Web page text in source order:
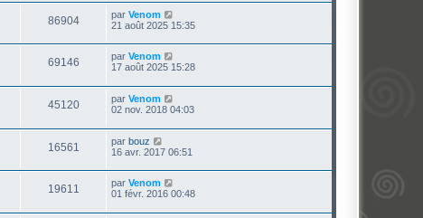
86904 par Venom
21 août 2025 15:35
69146 par Venom
17 août 2025 15:28
45120 par Venom
02 nov. 2018 04:03
16561 par bouz
16 avr. 2017 06:51
19611 par Venom
01 févr. 2016 00:48